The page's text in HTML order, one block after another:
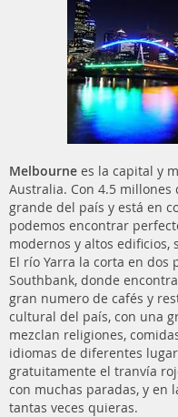
Melbourne es la capital y
Australia. Con 4.5 millones
grande del país y está en
podemos encontrar
modernos y altos edificios,
El río Yarra la corta en
Southbank, donde
gran numero de cafés y
cultural del país, con una
mezclan religiones,
idiomas de diferentes
gratuitamente el tranvía
con muchas paradas, y en
tantas veces quieras.